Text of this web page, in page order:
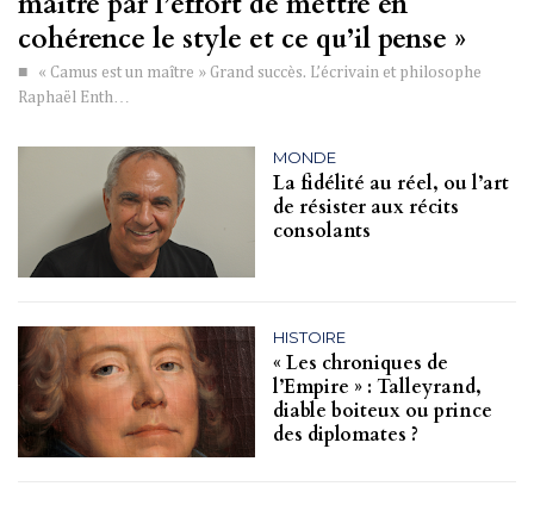
cohérence le style et ce qu’il pense »
■ « Camus est un maître » Grand succès. L’écrivain et philosophe
Raphaël Enth…
MONDE
La fidélité au réel, ou l’art
de résister aux récits
consolants
HISTOIRE
« Les chroniques de
l’Empire » : Talleyrand,
diable boiteux ou prince
des diplomates ?